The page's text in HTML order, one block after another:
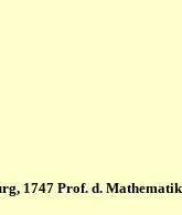
1747 Prof. d.